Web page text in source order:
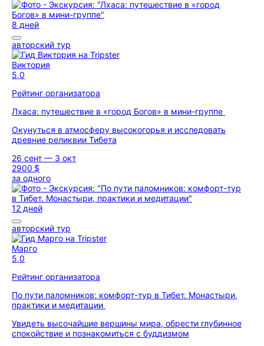
8 дней
авторский тур
Виктория
5,0
Рейтинг организатора
Лхаса: путешествие в «город Богов» в мини-группе
Окунуться в атмосферу высокогорья и исследовать
древние реликвии Тибета
26 сент — 3 окт
2900 $
за одного
12 дней
авторский тур
Марго
5,0
Рейтинг организатора
По пути паломников: комфорт-тур в Тибет. Монастыри,
практики и медитации
Увидеть высочайшие вершины мира, обрести глубинное
спокойствие и познакомиться с буддизмом